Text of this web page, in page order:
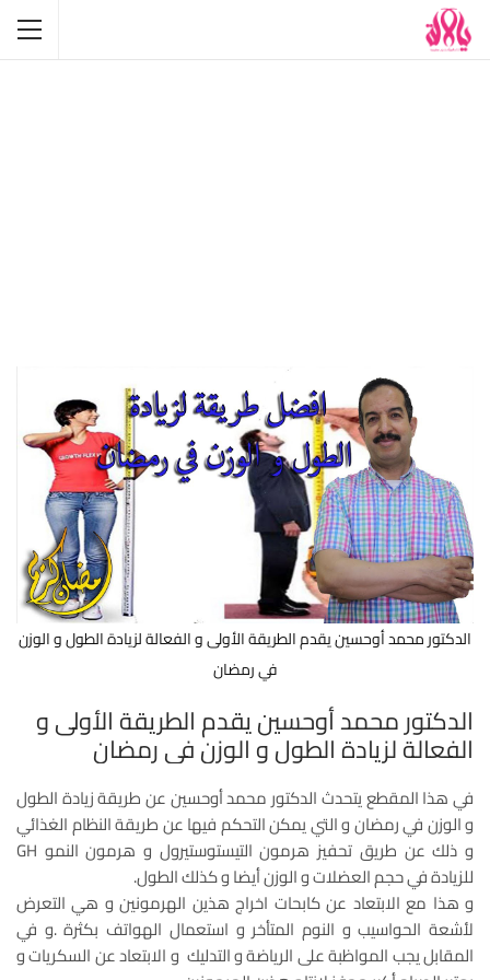
الدكتور محمد أوحسين يقدم الطريقة الأولى و الفعالة لزيادة الطول و الوزن
في رمضان
الدكتور محمد أوحسين يقدم الطريقة الأولى و
الفعالة لزيادة الطول و الوزن في رمضان
في هذا المقطع يتحدث الدكتور محمد أوحسين عن طريقة زيادة الطول
و الوزن في رمضان و التي يمكن التحكم فيها عن طريقة النظام الغذائي
و ذلك عن طريق تحفيز هرمون التيستوستيرول و هرمون النمو GH
للزيادة في حجم العضلات و الوزن أيضا و كذلك الطول.
و هذا مع الابتعاد عن كابحات اخراج هذين الهرمونين و هي التعرض
لأشعة الحواسيب و النوم المتأخر و استعمال الهواتف بكثرة .و في
المقابل يجب المواظبة على الرياضة و التدليك و الابتعاد عن السكريات و